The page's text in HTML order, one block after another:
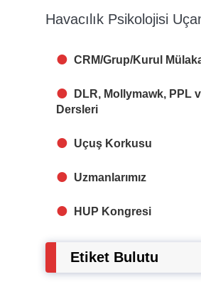
Havacılık Psikolojisi
CRM/Grup/Kurul
DLR, Mollymawk, PPL
Dersleri
Uçuş Korkusu
Uzmanlarımız
HUP Kongresi
Etiket Bulutu